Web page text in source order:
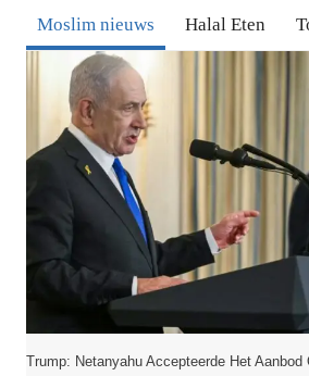
TOE
IN
INDIA
Moslim nieuws Halal Eten
Trump: Netanyahu Accepteerde Het